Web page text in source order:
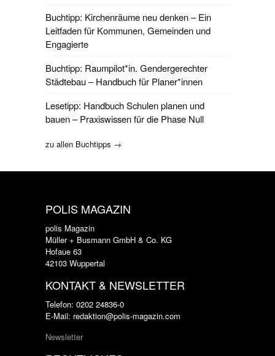
Buchtipp: Kirchenräume neu denken – Ein
Leitfaden für Kommunen, Gemeinden und
Engagierte
Buchtipp: Raumpilot*in. Gendergerechter
Städtebau – Handbuch für Planer*innen
Lesetipp: Handbuch Schulen planen und
bauen – Praxiswissen für die Phase Null
zu allen Buchtipps →
POLIS MAGAZIN
polis Magazin
Müller + Busmann GmbH & Co. KG
Hofaue 63
42103 Wuppertal
KONTAKT & NEWSLETTER
Telefon: 0202 24836-0
E-Mail: redaktion@polis-magazin.com
Newsletter